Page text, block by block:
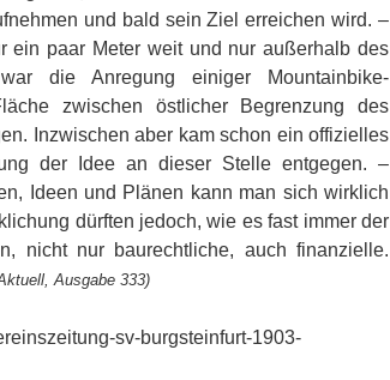
und bald sein Ziel erreichen wird. –
ein paar Meter weit und nur außerhalb des
die Anregung einiger Mountainbike-
zwischen östlicher Begrenzung des
Inzwischen aber kam schon ein offizielles
der Idee an dieser Stelle entgegen. –
Ideen und Plänen kann man sich wirklich
dürften jedoch, wie es fast immer der
nicht nur baurechtliche, auch finanzielle.
Ausgabe 333)
sv-burgsteinfurt-1903-